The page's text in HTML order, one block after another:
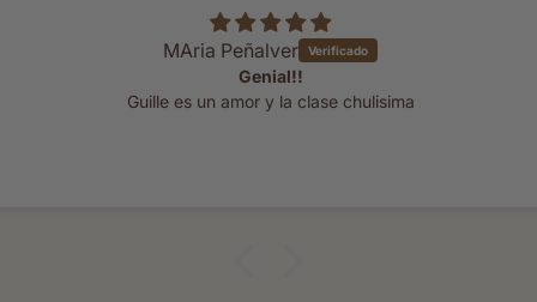
Lala
Preciosa
los objetos de cristal y los diseños que añade Guille a